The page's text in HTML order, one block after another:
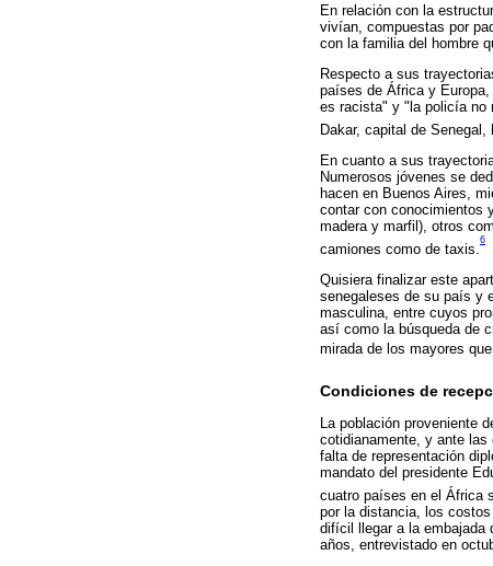
En relación con la
vivían, compuestas por
con la familia del hombre
Respecto a sus
países de África y
es racista" y "la policía no
Dakar, capital de Senegal,
En cuanto a sus
Numerosos jóvenes se
hacen en Buenos Aires,
contar con conocimientos
madera y marfil), otros
camiones como de taxis.
6
Quisiera finalizar este
senegaleses de su país y
masculina, entre cuyos
así como la búsqueda de
mirada de los mayores
Condiciones de
La población proveniente
cotidianamente, y ante
falta de representación
mandato del presidente
cuatro países en el África
por la distancia, los
difícil llegar a la embajada
años, entrevistado en